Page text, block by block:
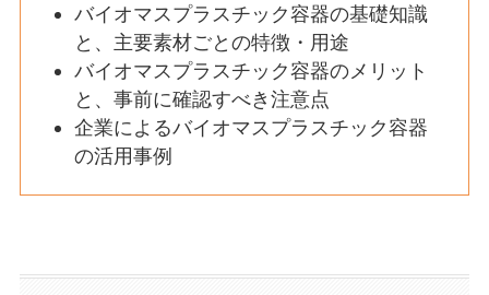
バイオマスプラスチック容器の基礎知識
と、主要素材ごとの特徴・用途
バイオマスプラスチック容器のメリット
と、事前に確認すべき注意点
企業によるバイオマスプラスチック容器
の活用事例